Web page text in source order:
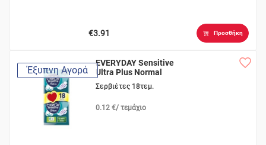
€3.91 Προσθήκη
Έξυπνη Αγορά
EVERYDAY Sensitive
Ultra Plus Normal
Σερβιέτες 18τεμ.
0.12 €/ τεμάχιο